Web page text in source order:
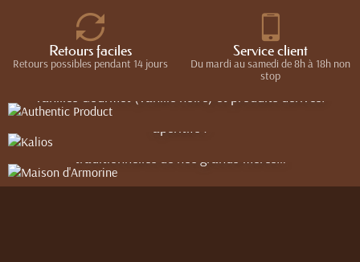
Retours faciles
Retours possibles pendant 14 jours
Service client
Du mardi au samedi de 8h à 18h non
stop
Authentic Product
C’est à tous les Gourmets et gourmands qu’Authentic
Products souhaite proposer sa plus belle sélection de
vanilles Gourmet (vanille noire) et produits dérivés.
Kalios
Le meilleur du terroir Grec pour accompagner vos plats et
apéritifs !
Maison d'Armorine
Le savoureux mariage d’une recette originale d’un sablé
Breton pur beurre ou 100% blé noir, et de la fameuse crème
de Salidou au beurre frais salé, issue de recettes
traditionnelles de nos grands-mères…